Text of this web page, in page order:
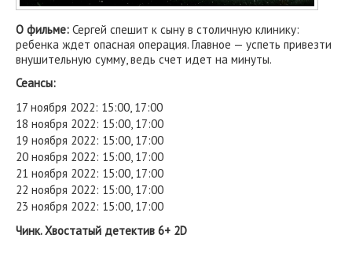
О фильме: Сергей спешит к сыну в столичную клинику:
ребенка ждет опасная операция. Главное — успеть привезти
внушительную сумму, ведь счет идет на минуты.
Сеансы:
17 ноября 2022: 15:00, 17:00
18 ноября 2022: 15:00, 17:00
19 ноября 2022: 15:00, 17:00
20 ноября 2022: 15:00, 17:00
21 ноября 2022: 15:00, 17:00
22 ноября 2022: 15:00, 17:00
23 ноября 2022: 15:00, 17:00
Чинк. Хвостатый детектив 6+ 2D